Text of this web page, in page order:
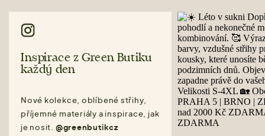
Inspirace z Green Butiku
každý den
Nové kolekce, oblíbené střihy,
příjemné materiály a inspirace, jak
je nosit. @greenbutikcz